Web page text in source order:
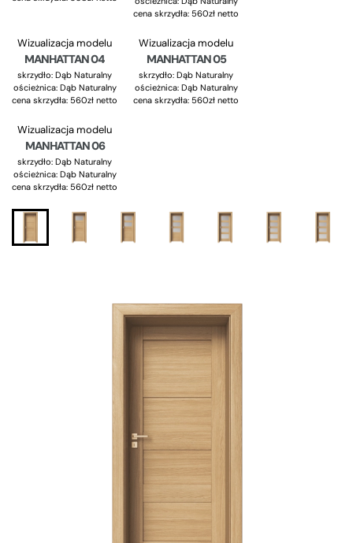
cena skrzydła: 560zł netto
Wizualizacja modelu
MANHATTAN 04
skrzydło: Dąb Naturalny
ościeżnica: Dąb Naturalny
cena skrzydła: 560zł netto
Wizualizacja modelu
MANHATTAN 05
skrzydło: Dąb Naturalny
ościeżnica: Dąb Naturalny
cena skrzydła: 560zł netto
Wizualizacja modelu
MANHATTAN 06
skrzydło: Dąb Naturalny
ościeżnica: Dąb Naturalny
cena skrzydła: 560zł netto